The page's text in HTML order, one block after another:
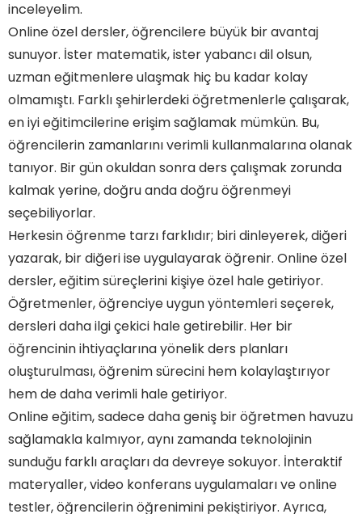
inceleyelim.
Online özel dersler, öğrencilere büyük bir avantaj
sunuyor. İster matematik, ister yabancı dil olsun,
uzman eğitmenlere ulaşmak hiç bu kadar kolay
olmamıştı. Farklı şehirlerdeki öğretmenlerle çalışarak,
en iyi eğitimcilerine erişim sağlamak mümkün. Bu,
öğrencilerin zamanlarını verimli kullanmalarına olanak
tanıyor. Bir gün okuldan sonra ders çalışmak zorunda
kalmak yerine, doğru anda doğru öğrenmeyi
seçebiliyorlar.
Herkesin öğrenme tarzı farklıdır; biri dinleyerek, diğeri
yazarak, bir diğeri ise uygulayarak öğrenir. Online özel
dersler, eğitim süreçlerini kişiye özel hale getiriyor.
Öğretmenler, öğrenciye uygun yöntemleri seçerek,
dersleri daha ilgi çekici hale getirebilir. Her bir
öğrencinin ihtiyaçlarına yönelik ders planları
oluşturulması, öğrenim sürecini hem kolaylaştırıyor
hem de daha verimli hale getiriyor.
Online eğitim, sadece daha geniş bir öğretmen havuzu
sağlamakla kalmıyor, aynı zamanda teknolojinin
sunduğu farklı araçları da devreye sokuyor. İnteraktif
materyaller, video konferans uygulamaları ve online
testler, öğrencilerin öğrenimini pekiştiriyor. Ayrıca,